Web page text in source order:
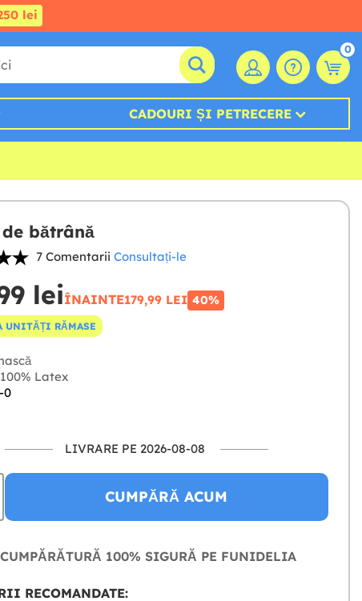
lei
0
CADOURI ȘI PETRECERE
de bătrână
7 Comentarii Consultați-le
leiÎNAINTE179,99 LEI 40%
UNITĂȚI RĂMASE
Latex
0
LIVRARE PE 2026-08-08
CUMPĂRĂ ACUM
CUMPĂRĂTURĂ 100% SIGURĂ PE FUNIDELIA
RECOMANDATE: